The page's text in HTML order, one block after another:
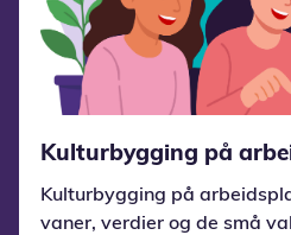
Kulturbygging på
Kulturbygging på
vaner, verdier og de små